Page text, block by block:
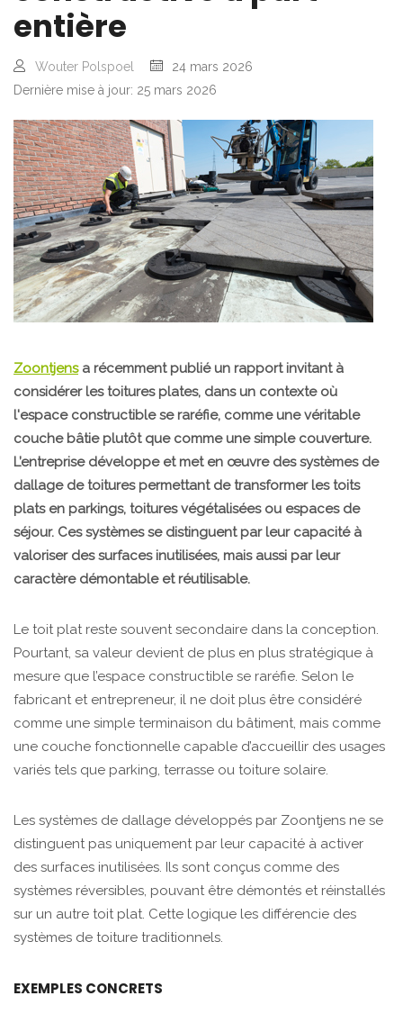
entière
Wouter Polspoel
24 mars 2026
Dernière mise à jour: 25 mars 2026
Zoontjensa récemment publié un rapport invitant à
considérer les toitures plates, dans un contexte où
l'espace constructible se raréfie, comme une véritable
couche bâtie plutôt que comme une simple couverture.
L’entreprise développe et met en œuvre des systèmes de
dallage de toitures permettant de transformer les toits
plats en parkings, toitures végétalisées ou espaces de
séjour. Ces systèmes se distinguent par leur capacité à
valoriser des surfaces inutilisées, mais aussi par leur
caractère démontable et réutilisable.
Le toit plat reste souvent secondaire dans la conception.
Pourtant, sa valeur devient de plus en plus stratégique à
mesure que l’espace constructible se raréfie. Selon le
fabricant et entrepreneur, il ne doit plus être considéré
comme une simple terminaison du bâtiment, mais comme
une couche fonctionnelle capable d’accueillir des usages
variés tels que parking, terrasse ou toiture solaire.
Les systèmes de dallage développés par Zoontjens ne se
distinguent pas uniquement par leur capacité à activer
des surfaces inutilisées. Ils sont conçus comme des
systèmes réversibles, pouvant être démontés et réinstallés
sur un autre toit plat. Cette logique les différencie des
systèmes de toiture traditionnels.
EXEMPLES CONCRETS